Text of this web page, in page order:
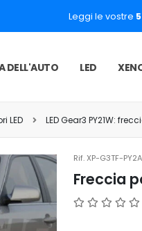
Leggi le vostre
DELL'AUTO LED
LED LED Gear3 PY21W:
Rif.XP-G3TF-
Freccia